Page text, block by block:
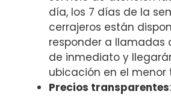
día, los 7 días de la
cerrajeros están
responder a llamadas
de inmediato y
ubicación en el menor
Precios transparentes